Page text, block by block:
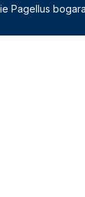
Pagellus